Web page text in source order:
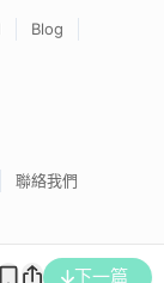
下一篇
Blog
聯絡我們